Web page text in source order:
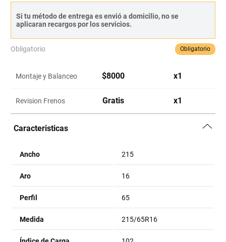
Si tu método de entrega es envió a domicilio, no se
aplicaran recargos por los servicios.
Obligatorio Obligatorio
Montaje y Balanceo $8000 x1
Revision Frenos Gratis x1
Caracteristicas
Ancho 215
Aro 16
Perfil 65
Medida 215/65R16